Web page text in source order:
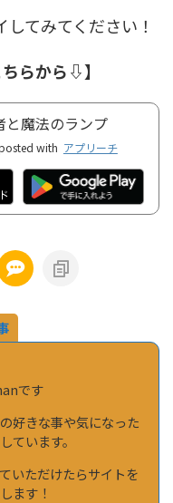
てみてください！
らから⇩】
と魔法のランプ
with アプリーチ
です
好きな事や気になった
ています。
いただけたらサイトを
ます！